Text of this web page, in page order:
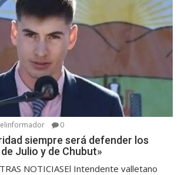
elinformador 0
siempre será defender los
Julio y de Chubut»
NOTICIASEl Intendente valletano